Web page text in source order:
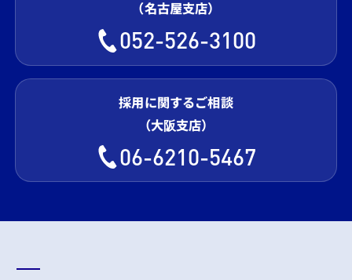
（名古屋支店）
052-526-3100
採用に関するご相談
（大阪支店）
06-6210-5467